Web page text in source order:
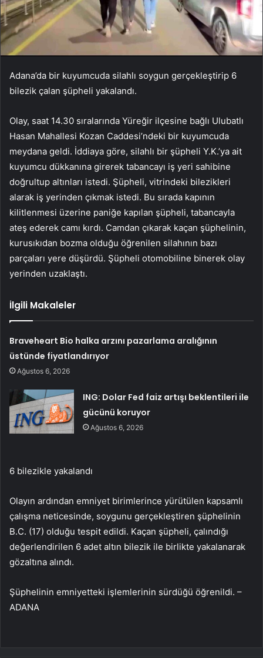
Adana’da bir kuyumcuda silahlı soygun gerçekleştirip 6
bilezik çalan şüpheli yakalandı.
Olay, saat 14.30 sıralarında Yüreğir ilçesine bağlı Ulubatlı
Hasan Mahallesi Kozan Caddesi’ndeki bir kuyumcuda
meydana geldi. İddiaya göre, silahlı bir şüpheli Y.K.’ya ait
kuyumcu dükkanına girerek tabancayı iş yeri sahibine
doğrultup altınları istedi. Şüpheli, vitrindeki bilezikleri
alarak iş yerinden çıkmak istedi. Bu sırada kapının
kilitlenmesi üzerine paniğe kapılan şüpheli, tabancayla
ateş ederek camı kırdı. Camdan çıkarak kaçan şüphelinin,
kurusıkıdan bozma olduğu öğrenilen silahının bazı
parçaları yere düşürdü. Şüpheli otomobiline binerek olay
yerinden uzaklaştı.
İlgili Makaleler
Braveheart Bio halka arzını pazarlama aralığının
üstünde fiyatlandırıyor
Ağustos 6, 2026
ING: Dolar Fed faiz artışı beklentileri ile
gücünü koruyor
Ağustos 6, 2026
6 bilezikle yakalandı
Olayın ardından emniyet birimlerince yürütülen kapsamlı
çalışma neticesinde, soygunu gerçekleştiren şüphelinin
B.C. (17) olduğu tespit edildi. Kaçan şüpheli, çalındığı
değerlendirilen 6 adet altın bilezik ile birlikte yakalanarak
gözaltına alındı.
Şüphelinin emniyetteki işlemlerinin sürdüğü öğrenildi. –
ADANA